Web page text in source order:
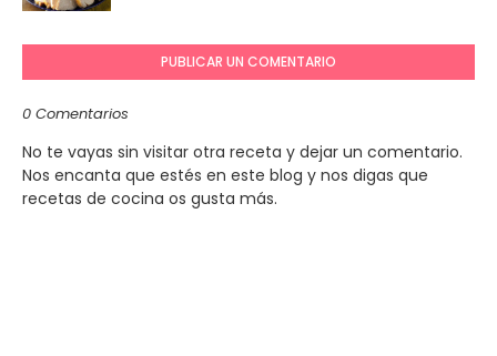
PUBLICAR UN COMENTARIO
0 Comentarios
No te vayas sin visitar otra receta y dejar un comentario.
Nos encanta que estés en este blog y nos digas que
recetas de cocina os gusta más.